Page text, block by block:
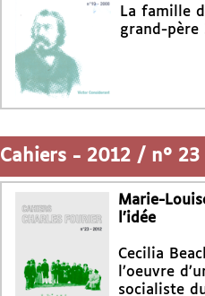
La famille
grand-
Cahiers - 2012 / n° 23
Marie-
l’idée
Cecilia
l’oeuvre
socialiste